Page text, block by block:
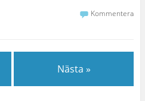
Kommentera
Nästa »